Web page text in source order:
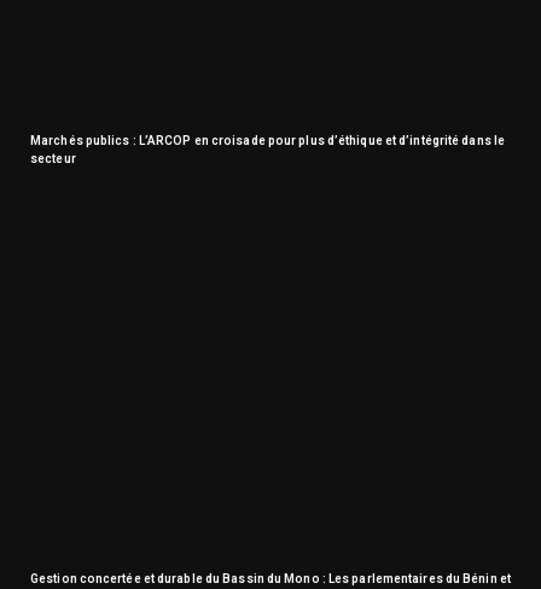
Marchés publics : L’ARCOP en croisade pour plus d’éthique et d’intégrité dans le
secteur
Gestion concertée et durable du Bassin du Mono : Les parlementaires du Bénin et